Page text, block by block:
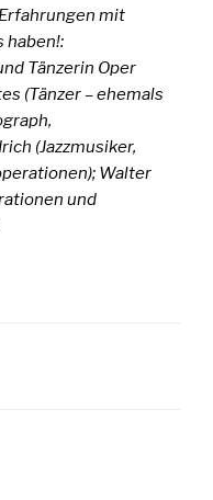
mit
haben!:
Tänzerin Oper
(Tänzer – ehemals
(Jazzmusiker,
Walter
und